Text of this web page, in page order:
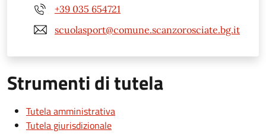
+39 035 654721
scuolasport@comune.scanzorosciate.bg.it
Strumenti di tutela
Tutela amministrativa
Tutela giurisdizionale